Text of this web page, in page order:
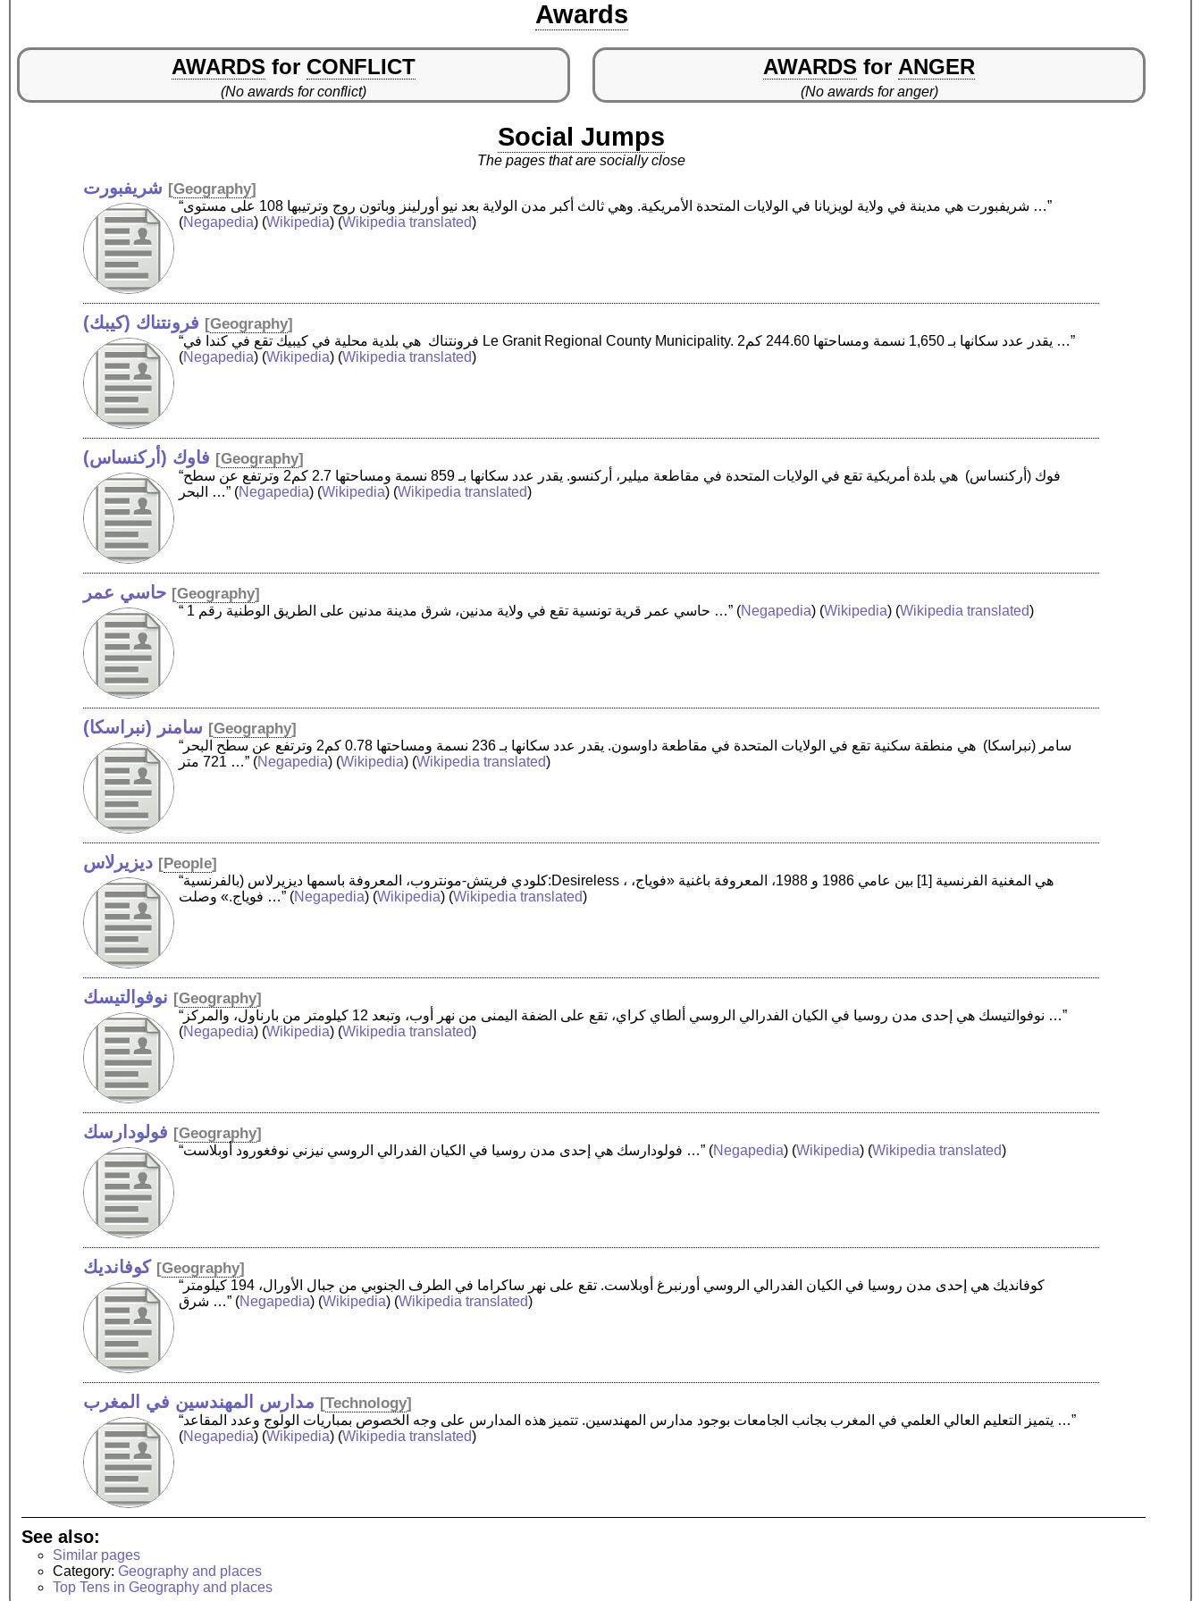
Awards
AWARDS for CONFLICT
(No awards for conflict)
AWARDS for ANGER
(No awards for anger)
Social Jumps
The pages that are socially close
شريفبورت [Geography]
“شريفبورت هي مدينة في ولاية لويزيانا في الولايات المتحدة الأمريكية. وهي ثالث أكبر مدن الولاية بعد نيو أورلينز وباتون روج وترتيبها 108 على مستوى …”
(Negapedia) (Wikipedia) (Wikipedia translated)
فرونتناك (كيبك) [Geography]
“فرونتناك ‏ هي بلدية محلية في كيبيك تقع في كندا في Le Granit Regional County Municipality. يقدر عدد سكانها بـ 1,650 نسمة ومساحتها 244.60 كم2 …”
(Negapedia) (Wikipedia) (Wikipedia translated)
فاوك (أركنساس) [Geography]
“فوك (أركنساس) ‏ هي بلدة أمريكية تقع في الولايات المتحدة في مقاطعة ميلير، أركنسو. يقدر عدد سكانها بـ 859 نسمة ومساحتها 2.7 كم2 وترتفع عن سطح
البحر …” (Negapedia) (Wikipedia) (Wikipedia translated)
حاسي عمر [Geography]
“ حاسي عمر قرية تونسية تقع في ولاية مدنين، شرق مدينة مدنين على الطريق الوطنية رقم 1 …” (Negapedia) (Wikipedia) (Wikipedia translated)
سامنر (نبراسكا) [Geography]
“سامر (نبراسكا) ‏ هي منطقة سكنية تقع في الولايات المتحدة في مقاطعة داوسون. يقدر عدد سكانها بـ 236 نسمة ومساحتها 0.78 كم2 وترتفع عن سطح البحر
721 متر …” (Negapedia) (Wikipedia) (Wikipedia translated)
ديزيرلاس [People]
“كلودي فريتش-مونتروب، المعروفة باسمها ديزيرلاس (بالفرنسية:Desireless ، هي المغنية الفرنسية [1] بين عامي 1986 و 1988، المعروفة باغنية «فوياج،
فوياج.» وصلت …” (Negapedia) (Wikipedia) (Wikipedia translated)
نوفوالتيسك [Geography]
“نوفوالتيسك هي إحدى مدن روسيا في الكيان الفدرالي الروسي ألطاي كراي، تقع على الضفة اليمنى من نهر أوب، وتبعد 12 كيلومتر من بارناول، والمركز …”
(Negapedia) (Wikipedia) (Wikipedia translated)
فولودارسك [Geography]
“فولودارسك هي إحدى مدن روسيا في الكيان الفدرالي الروسي نيزني نوفغورود أوبلاست …” (Negapedia) (Wikipedia) (Wikipedia translated)
كوفانديك [Geography]
“كوفانديك هي إحدى مدن روسيا في الكيان الفدرالي الروسي أورنبرغ أوبلاست. تقع على نهر ساكراما في الطرف الجنوبي من جبال الأورال، 194 كيلومتر
شرق …” (Negapedia) (Wikipedia) (Wikipedia translated)
مدارس المهندسين في المغرب [Technology]
“يتميز التعليم العالي العلمي في المغرب بجانب الجامعات بوجود مدارس المهندسين. تتميز هذه المدارس على وجه الخصوص بمباريات الولوج وعدد المقاعد …”
(Negapedia) (Wikipedia) (Wikipedia translated)
See also:
Similar pages
Category: Geography and places
Top Tens in Geography and places